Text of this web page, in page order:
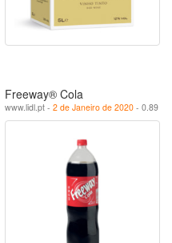
Freeway® Cola
www.lidl.pt - 2 de Janeiro de 2020 - 0.89